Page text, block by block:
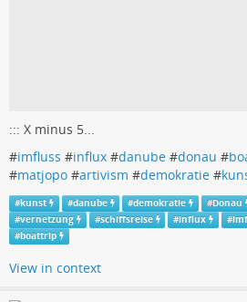
::: X minus 5...
#imfluss #influx #danube #donau #
#matjopo #artivism #demokratie #
#kunst #danube #demokratie #Donau
#vernetzung #schiffsreise #influx #
#boattrip
View in context